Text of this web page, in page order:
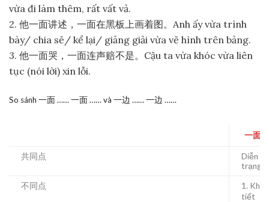
vừa đi làm thêm, rất vất vả.
2. 他一面讲述，一面在黑板上画着图。Anh ấy vừa trình
bày/ chia sẻ/ kể lại/ giảng giải vừa vẽ hình trên bảng.
3. 他一面哭，一面连声赔不是。Cậu ta vừa khóc vừa liên
tục (nói lời) xin lỗi.
So sánh 一面 …… 一面 …… và 一边 …… 一边 ……
一面
共同点
Diễn
trạng
不同点
1.
tiết